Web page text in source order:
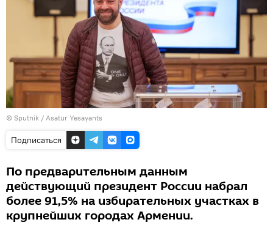
© Sputnik / Asatur Yesayants
Подписаться
По предварительным данным
действующий президент России набрал
более 91,5% на избирательных участках в
крупнейших городах Армении.